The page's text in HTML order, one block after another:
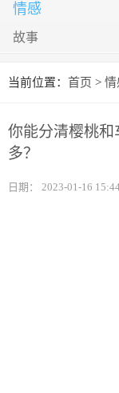
情感
故事
当前位置： 首页 > 情
你能分清樱桃
多？
日期： 2023-01-16